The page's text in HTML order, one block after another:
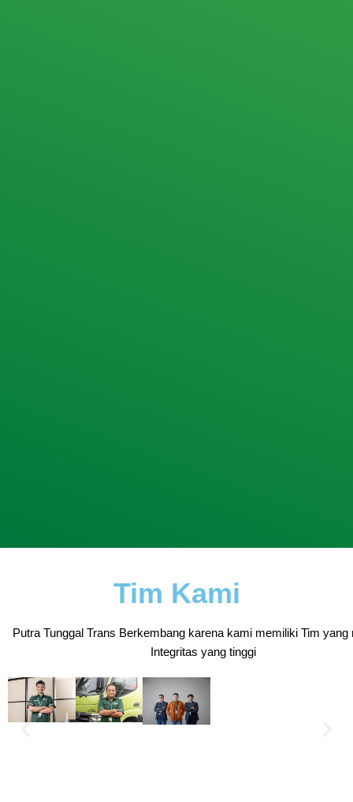
Tim Kami
Putra Tunggal Trans Berkembang karena kami memiliki Tim yang
Integritas yang tinggi